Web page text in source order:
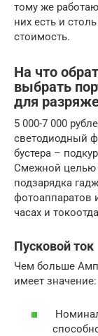
тому же
них есть и
стоимость.
На что
выбрать
для
5 000-7 000
светодиодный
бустера –
Смежной целью
подзарядка
фотоаппаратов
часах и
Пусковой ток
Чем больше
имеет значение: